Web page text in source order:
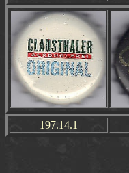
197.14.1